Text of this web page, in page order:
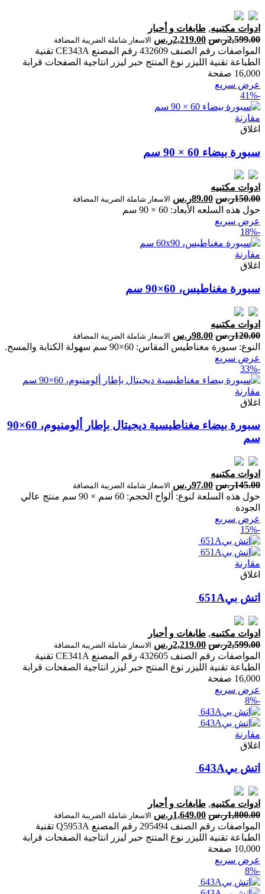
ادوات مكتبيه, طابغات و أحبار
2,599.00ر.س 2,219.00ر.س الاسعار شاملة الضريبة المضافة
المواصفات رقم الصنف 432609 رقم المصنع CE343A تقنية
الطباعة تقنية الليزر نوع المنتج حبر ليزر انتاجية الصفحات ‎قرابة
16,000 صفحة‎
عرض سريع
-41%
مقارنة
اغلاق
سبورة بيضاء 60 × 90 سم
ادوات مكتبيه
150.00ر.س 89.00ر.س الاسعار شاملة الضريبة المضافة
حول هذه السلعه الأبعاد: 60 × 90 سم
عرض سريع
-18%
مقارنة
اغلاق
سبورة مغناطيس، 60×90 سم
ادوات مكتبيه
120.00ر.س 98.00ر.س الاسعار شاملة الضريبة المضافة
النوع: سبورة مغناطيس المقاس: 60×90 سم سهولة الكتابة والمسح.
عرض سريع
-33%
مقارنة
اغلاق
سبورة بيضاء مغناطيسية ديجيتال بإطار ألومنيوم، 60×90
سم
ادوات مكتبيه
145.00ر.س 97.00ر.س الاسعار شاملة الضريبة المضافة
حول هذه السلعة لنوع: ألواح الحجم: 60 سم × 90 سم منتج عالي
الجودة
عرض سريع
-15%
مقارنة
اغلاق
اتش بي‎‎ ‎651‎A‎
ادوات مكتبيه, طابغات و أحبار
2,599.00ر.س 2,219.00ر.س الاسعار شاملة الضريبة المضافة
المواصفات رقم الصنف 432605 رقم المصنع CE341A تقنية
الطباعة تقنية الليزر نوع المنتج حبر ليزر انتاجية الصفحات ‎قرابة
16,000 صفحة‎
عرض سريع
-8%
مقارنة
اغلاق
ادوات مكتبيه, طابغات و أحبار
1,800.00ر.س 1,649.00ر.س الاسعار شاملة الضريبة المضافة
المواصفات رقم الصنف 295494 رقم المصنع Q5953A تقنية
الطباعة تقنية الليزر نوع المنتج حبر ليزر انتاجية الصفحات ‎قرابة
10,000 صفحة‎
عرض سريع
-8%